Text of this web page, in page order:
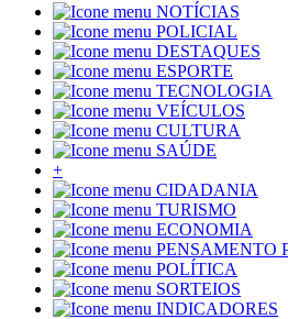
NOTÍCIAS
POLICIAL
DESTAQUES
ESPORTE
TECNOLOGIA
VEÍCULOS
CULTURA
SAÚDE
+
CIDADANIA
TURISMO
ECONOMIA
PENSAMENTO
POLÍTICA
SORTEIOS
INDICADORES